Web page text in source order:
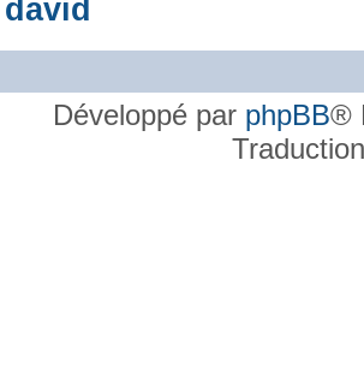
david
Développé par phpBB®